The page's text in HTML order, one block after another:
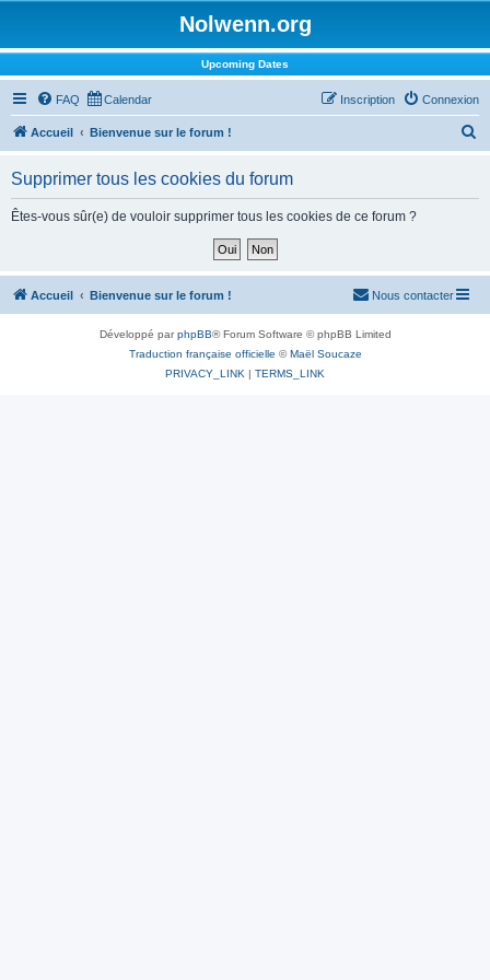
Nolwenn.org
Upcoming Dates
FAQ Calendar Connexion
Inscription
Accueil Bienvenue sur le forum !
h
Supprimer tous les cookies du forum
Êtes-vous sûr(e) de vouloir supprimer tous les cookies de ce forum ?
Accueil Bienvenue sur le forum ! Nous contacter
Développé parphpBB® Forum Software © phpBB Limited
Traduction française officielle ©Maël Soucaze
PRIVACY_LINK | TERMS_LINK